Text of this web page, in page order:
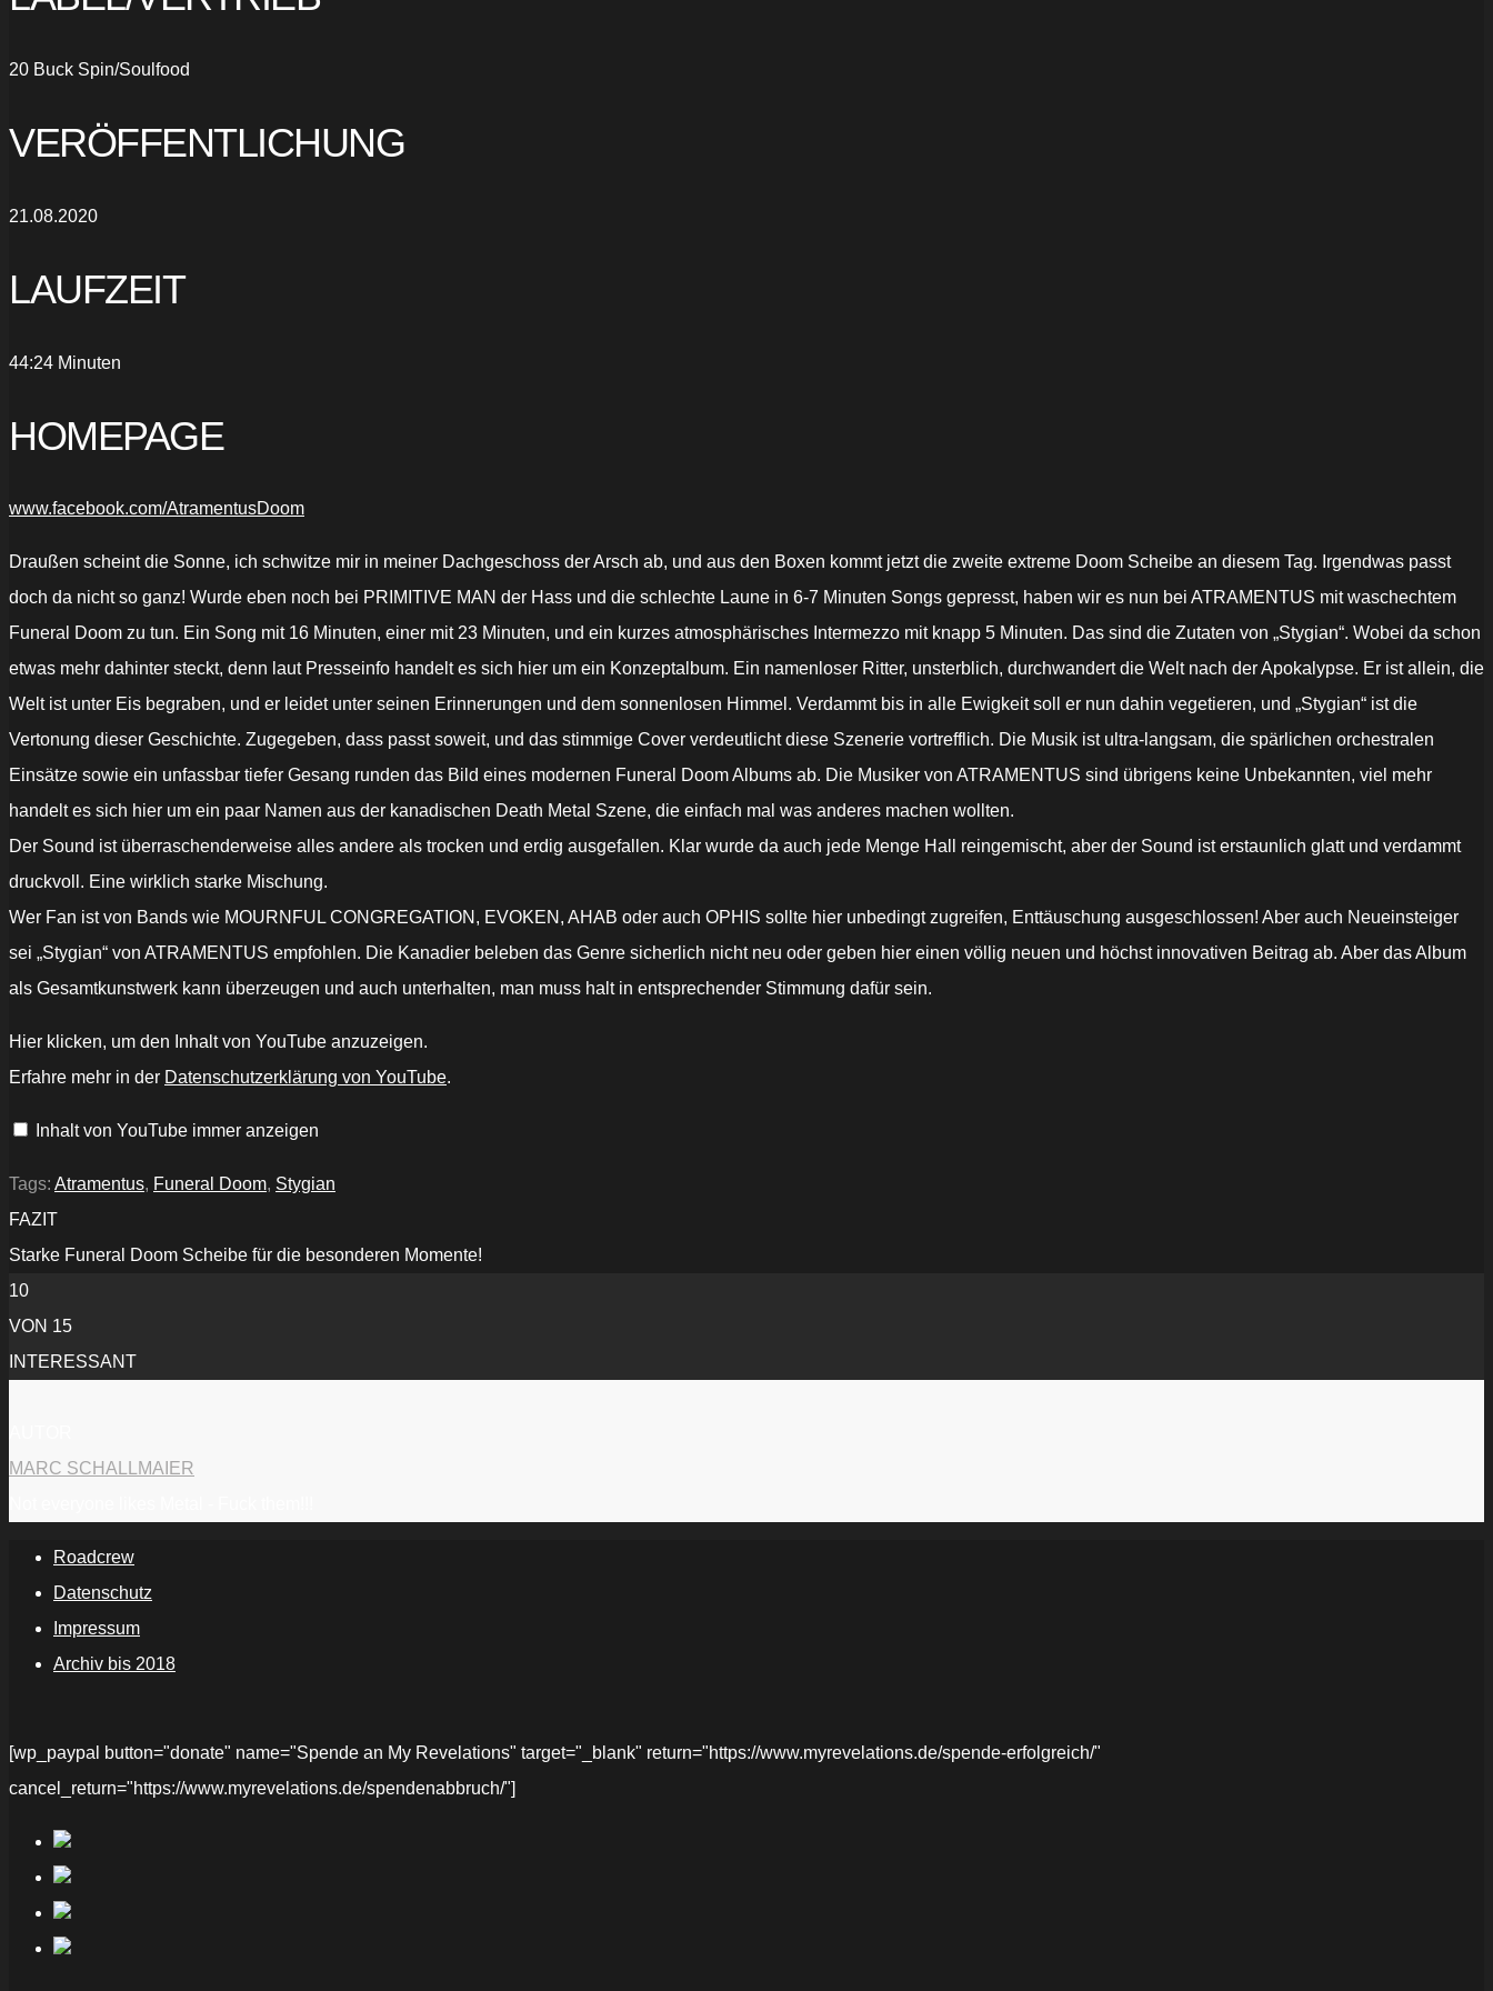
20 Buck Spin/Soulfood
VERÖFFENTLICHUNG
21.08.2020
LAUFZEIT
44:24 Minuten
HOMEPAGE
www.facebook.com/AtramentusDoom
Draußen scheint die Sonne, ich schwitze mir in meiner Dachgeschoss der Arsch ab, und aus den Boxen kommt jetzt die zweite extreme Doom Scheibe an diesem Tag. Irgendwas passt
doch da nicht so ganz! Wurde eben noch bei PRIMITIVE MAN der Hass und die schlechte Laune in 6-7 Minuten Songs gepresst, haben wir es nun bei ATRAMENTUS mit waschechtem
Funeral Doom zu tun. Ein Song mit 16 Minuten, einer mit 23 Minuten, und ein kurzes atmosphärisches Intermezzo mit knapp 5 Minuten. Das sind die Zutaten von „Stygian“. Wobei da schon
etwas mehr dahinter steckt, denn laut Presseinfo handelt es sich hier um ein Konzeptalbum. Ein namenloser Ritter, unsterblich, durchwandert die Welt nach der Apokalypse. Er ist allein, die
Welt ist unter Eis begraben, und er leidet unter seinen Erinnerungen und dem sonnenlosen Himmel. Verdammt bis in alle Ewigkeit soll er nun dahin vegetieren, und „Stygian“ ist die
Vertonung dieser Geschichte. Zugegeben, dass passt soweit, und das stimmige Cover verdeutlicht diese Szenerie vortrefflich. Die Musik ist ultra-langsam, die spärlichen orchestralen
Einsätze sowie ein unfassbar tiefer Gesang runden das Bild eines modernen Funeral Doom Albums ab. Die Musiker von ATRAMENTUS sind übrigens keine Unbekannten, viel mehr
handelt es sich hier um ein paar Namen aus der kanadischen Death Metal Szene, die einfach mal was anderes machen wollten.
Der Sound ist überraschenderweise alles andere als trocken und erdig ausgefallen. Klar wurde da auch jede Menge Hall reingemischt, aber der Sound ist erstaunlich glatt und verdammt
druckvoll. Eine wirklich starke Mischung.
Wer Fan ist von Bands wie MOURNFUL CONGREGATION, EVOKEN, AHAB oder auch OPHIS sollte hier unbedingt zugreifen, Enttäuschung ausgeschlossen! Aber auch Neueinsteiger
sei „Stygian“ von ATRAMENTUS empfohlen. Die Kanadier beleben das Genre sicherlich nicht neu oder geben hier einen völlig neuen und höchst innovativen Beitrag ab. Aber das Album
als Gesamtkunstwerk kann überzeugen und auch unterhalten, man muss halt in entsprechender Stimmung dafür sein.
„ATRAMENTUS
-
(excerpt
YouTube
Hier klicken, um den Inhalt von YouTube anzuzeigen.
Erfahre mehr in der Datenschutzerklärung von YouTube.
Inhalt von YouTube immer anzeigen
Tags: Atramentus, Funeral Doom, Stygian
FAZIT
Starke Funeral Doom Scheibe für die besonderen Momente!
10
VON 15
INTERESSANT
MARC SCHALLMAIER
Roadcrew
Datenschutz
Impressum
Archiv bis 2018
[wp_paypal button="donate" name="Spende an My Revelations" target="_blank" return="https://www.myrevelations.de/spende-erfolgreich/"
cancel_return="https://www.myrevelations.de/spendenabbruch/"]